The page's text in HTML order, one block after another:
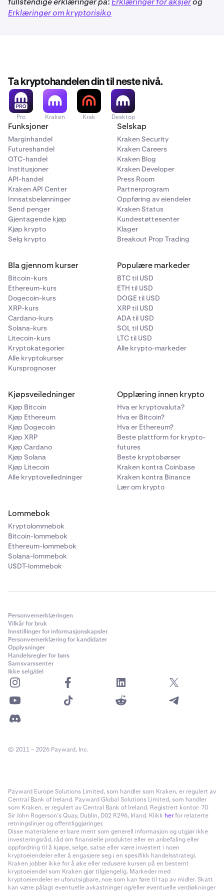
Erklæringer om kryptorisiko
Ta kryptohandelen din til neste nivå.
Pro Kraken Krak Desktop
Funksjoner
Marginhandel
Futureshandel
OTC-handel
Institusjoner
API-handel
Kraken API Center
Innsatsbelønninger
Send penger
Gjentagende kjøp
Kjøp krypto
Selg krypto
Selskap
Kraken Security
Kraken Careers
Kraken Blog
Kraken Developer
Press Room
Partnerprogram
Oppføring av eiendeler
Kraken Status
Kundestøttesenter
Klager
Breakout Prop Trading
Bla gjennom kurser
Bitcoin-kurs
Ethereum-kurs
Dogecoin-kurs
XRP-kurs
Cardano-kurs
Solana-kurs
Litecoin-kurs
Kryptokategorier
Alle kryptokurser
Kursprognoser
Populære markeder
BTC til USD
ETH til USD
DOGE til USD
XRP til USD
ADA til USD
SOL til USD
LTC til USD
Alle krypto-markeder
Kjøpsveiledninger
Kjøp Bitcoin
Kjøp Ethereum
Kjøp Dogecoin
Kjøp XRP
Kjøp Cardano
Kjøp Solana
Kjøp Litecoin
Alle kryptoveiledninger
Opplæring innen krypto
Hva er kryptovaluta?
Hva er Bitcoin?
Hva er Ethereum?
Beste plattform for krypto-
futures
Beste kryptobørser
Kraken kontra Coinbase
Kraken kontra Binance
Lær om krypto
Lommebok
Kryptolommebok
Bitcoin-lommebok
Ethereum-lommebok
Solana-lommebok
USDT-lommebok
Personvernerklæringen
Vilkår for bruk
Innstillinger for informasjonskapsler
Personvernerklæring for kandidater
Opplysninger
Handelsregler for børs
Samsvarssenter
Ikke selg/del
© 2011 – 2026 Payward, Inc.
Payward Europe Solutions Limited, som handler som Kraken, er regulert av
Central Bank of Ireland. Payward Global Solutions Limited, som handler
som Kraken, er regulert av Central Bank of Ireland. Registrert kontor: 70
Sir John Rogerson’s Quay, Dublin, D02 R296, Irland. Klikk herfor relaterte
retningslinjer og offentliggjøringer.
Disse materialene er bare ment som generell informasjon og utgjør ikke
investeringsråd, råd om finansielle produkter eller en anbefaling eller
oppfordring til å kjøpe, selge, satse eller være investert i noen
kryptoeiendeler eller å engasjere seg i en spesifikk handelsstrategi.
Kraken jobber ikke for å øke eller redusere kursen på en bestemt
kryptoeiendel som Kraken gjør tilgjengelig. Markeder med
kryptoeiendeler er uforutsigbare, noe som kan føre til tap av midler. Skatt
kan være pålagt eventuelle avkastninger og/eller eventuelle verdiøkninger